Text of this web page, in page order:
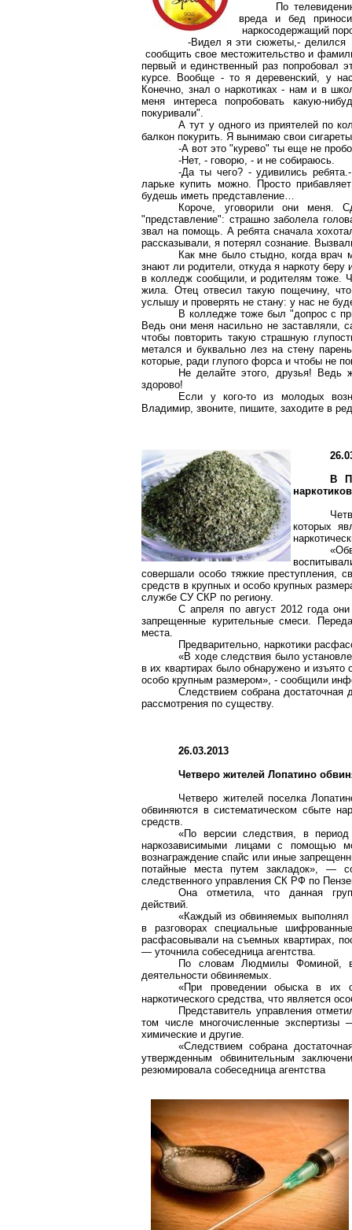
По
вреда и бед
наркосодержащий
-Видел я эти сюжеты,- делился
сообщить свое местожительство и
первый и единственный раз попробовал
курсе. Вообще - то я деревенский, у
Конечно, знал о наркотиках - нам и в
меня интереса попробовать какую-
покуривали".
А тут у одного из приятелей по
балкон покурить. Я вынимаю свои
-А вот это "курево" ты еще не
-Нет, - говорю, - и не собираюсь.
-Да ты чего? - удивились
ларьке купить можно. Просто
будешь иметь представление…
Короче, уговорили они меня.
"представление": страшно заболела
звал на помощь. А ребята сначала
рассказывали, я потерял сознание.
Как мне было стыдно, когда врач
знают ли родители, откуда я наркоту
в колледж сообщили, и родителям тоже.
жила. Отец отвесил такую пощечину,
услышу и проверять не стану: у нас не
В колледже тоже был "допрос с
Ведь они меня насильно не заставляли,
чтобы повторить такую страшную
метался и буквально лез на стену
которые, ради глупого форса и чтобы не
Не делайте этого, друзья! Ведь
здорово!
Если у кого-то из молодых
Владимир, звоните, пишите, заходите в
В
наркотиков
которых
совершали особо тяжкие преступления,
средств в крупных и особо крупных
службе СУ СКР по региону.
С апреля по август 2012 года
запрещенные курительные смеси.
места.
Предварительно, наркотики
«В ходе следствия было
в их квартирах было обнаружено и изъято
особо крупным размером», - сообщили
Следствием собрана достаточная
рассмотрения по существу.
26.03.2013
Четверо жителейЛопатино
Четверо жителей поселка
обвиняются в систематическом сбыте
средств.
«По версии следствия, в
наркозависимыми лицами с помощью
вознаграждениеспайс или иные
потайные места путем закладок», —
следственного управления СК РФ по
Она отметила, что данная
действий.
«Каждый из обвиняемых
в разговорах специальные
расфасовывали на съемных квартирах,
— уточнила собеседница агентства.
По словам Людмилы Фоминой, в
деятельности обвиняемых.
«При проведении обыска в их
наркотического средства, что является
Представитель управления
том числе многочисленные экспертизы
химические и другие.
«Следствием собрана
утвержденным обвинительным
резюмировала собеседница агентства